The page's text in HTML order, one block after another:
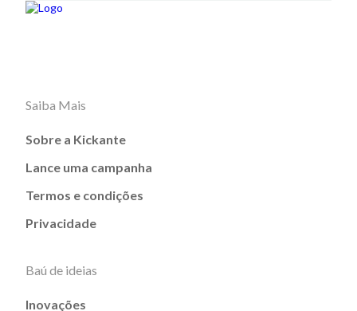
Saiba Mais
Sobre a Kickante
Lance uma campanha
Termos e condições
Privacidade
Baú de ideias
Inovações